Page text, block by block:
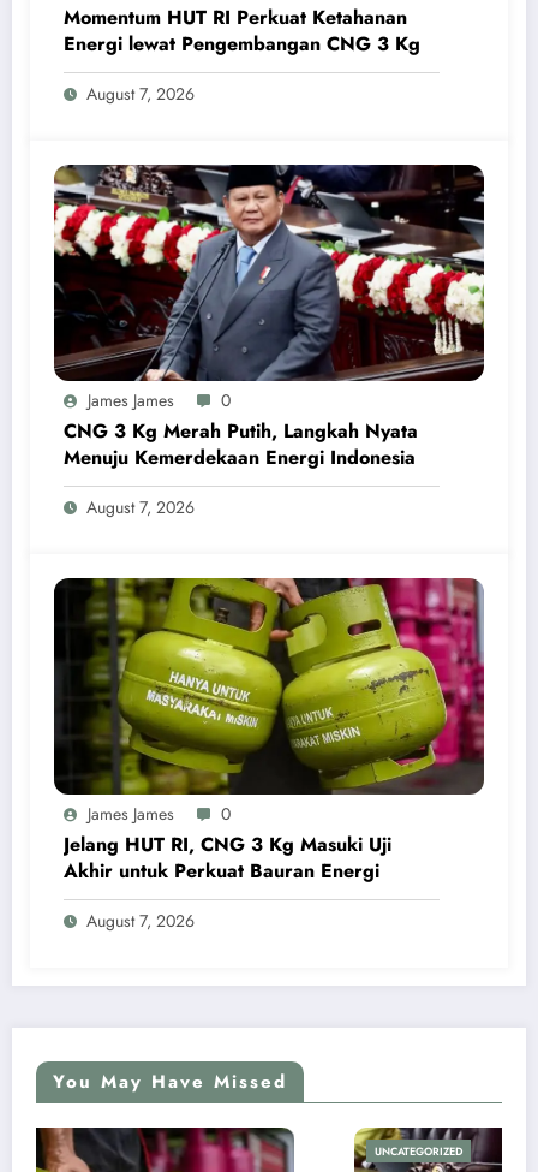
Momentum HUT RI Perkuat Ketahanan
Energi lewat Pengembangan CNG 3 Kg
August 7, 2026
James James 0
CNG 3 Kg Merah Putih, Langkah Nyata
Menuju Kemerdekaan Energi Indonesia
August 7, 2026
James James 0
Jelang HUT RI, CNG 3 Kg Masuki Uji
Akhir untuk Perkuat Bauran Energi
August 7, 2026
You May Have Missed
UNCATEGORIZED